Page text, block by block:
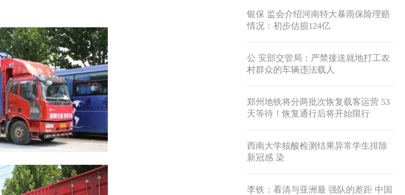
银保 监会介绍河南特大暴雨保险理赔
情况：初步估损124亿
公 安部交管局：严禁接送就地打工农
村群众的车辆违法载人
郑州地铁将分两批次恢复载客运营 53
天等待！恢复通行后将开始限行
西南大学核酸检测结果异常学生排除
新冠感 染
李铁：看清与亚洲最 强队的差距 中国